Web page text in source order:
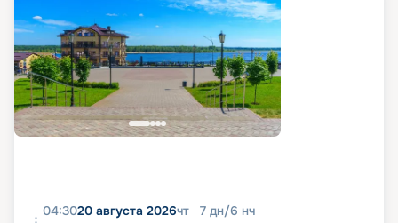
04:3020 августа 2026чт 7 дн/6 нч